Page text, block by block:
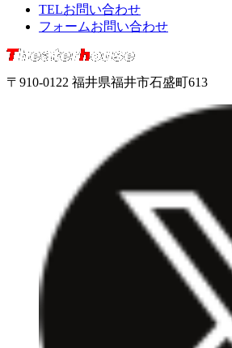
TELお問い合わせ
フォームお問い合わせ
〒910-0122 福井県福井市石盛町613